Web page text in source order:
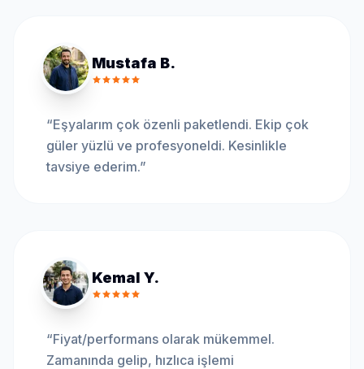
Mustafa B.
“Eşyalarım çok özenli paketlendi. Ekip çok
güler yüzlü ve profesyoneldi. Kesinlikle
tavsiye ederim.”
Kemal Y.
“Fiyat/performans olarak mükemmel.
Zamanında gelip, hızlıca işlemi